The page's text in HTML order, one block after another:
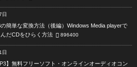
日
簡単な変換方法（後編）Windows Media playerで
だCDをひらく方法
896400
日
】無料フリーソフト・オンラインオーディオコン